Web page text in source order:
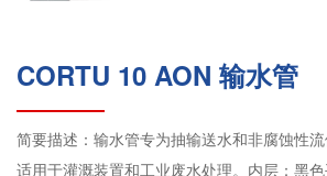
CORTU 10 AON 输水管
简要描述：输水管专为抽输送水和非腐蚀性
适用于灌溉装置和工业废水处理。内层：黑色